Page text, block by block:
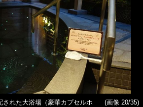
された大浴場（豪華カプセルホ
(画像 20/35)